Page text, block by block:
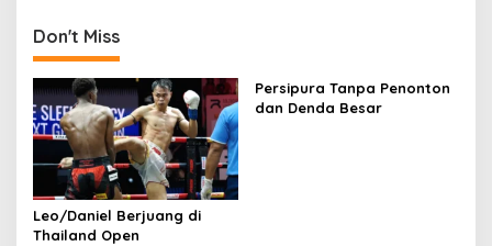
Don't Miss
Leo/Daniel Berjuang di
Thailand Open
Persipura Tanpa Penonton
dan Denda Besar